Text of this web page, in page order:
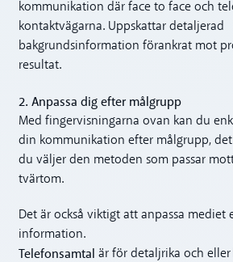
kommunikation där face to face och
kontaktvägarna. Uppskattar detaljerad
bakgrundsinformation förankrat mot
resultat.
2. Anpassa dig efter målgrupp
Med fingervisningarna ovan kan du
din kommunikation efter målgrupp,
du väljer den metoden som passar
tvärtom.
Det är också viktigt att anpassa mediet
information.
Telefonsamtal är för detaljrika och eller